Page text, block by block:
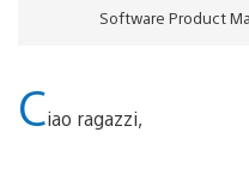
Software Product
Ciao ragazzi,